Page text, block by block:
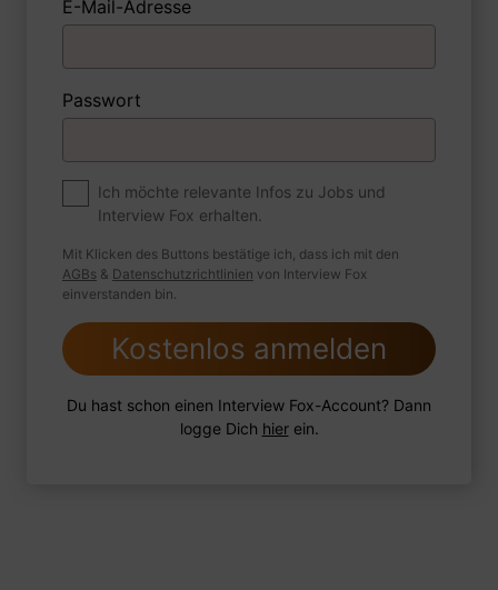
1 FoxTipp Antwort schreiben Audio aufnehmen
Wie sind Sie mit einer Situation
umgegangen, in der Sie einen
leistungsschwachen Mitarbeiter hatten?
E-Mail-Adresse
Passwort
Ich möchte relevante Infos zu Jobs und
Interview Fox erhalten.
Mit Klicken des Buttons bestätige ich, dass ich mit den
AGBs & Datenschutzrichtlinien von Interview Fox
einverstanden bin.
Kostenlos anmelden
Du hast schon einen Interview Fox-Account? Dann
logge Dich hierein.